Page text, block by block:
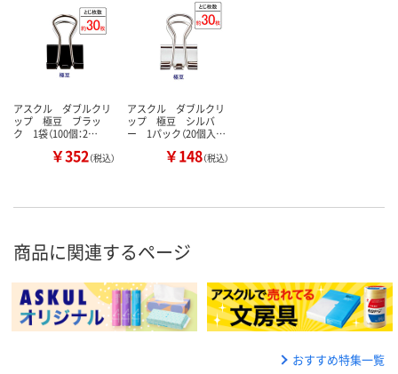
アスクル ダブルクリ
ップ 極豆 ブラッ
ク 1袋（100個：2…
￥352（税込）
アスクル ダブルクリ
ップ 極豆 シルバ
ー 1パック（20個入…
￥148（税込）
商品に関連するページ
おすすめ特集一覧